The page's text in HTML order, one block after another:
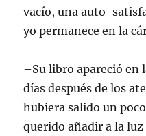
vacío, una auto-
yo permanece en la
–Su libro apareció en
días después de los
hubiera salido un
querido añadir a la luz